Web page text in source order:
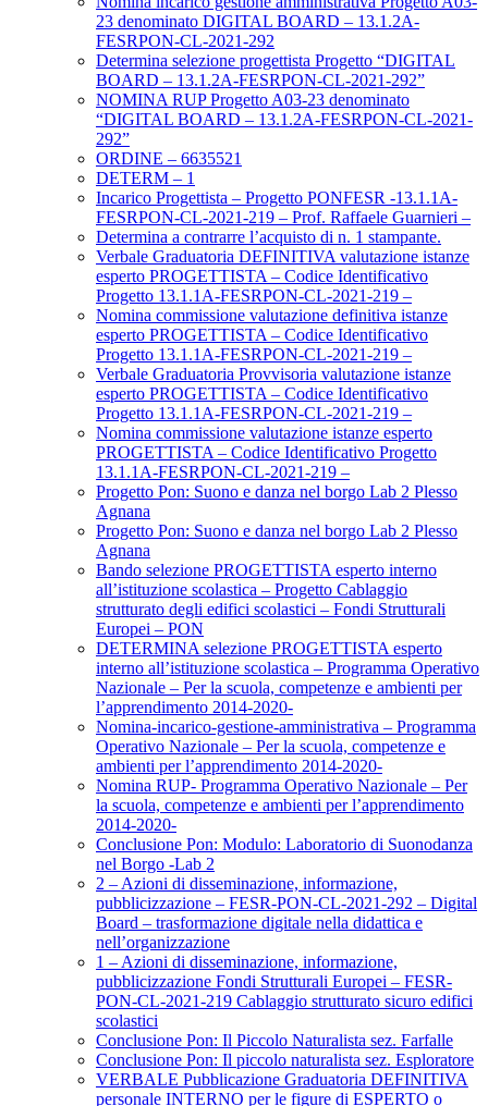
23 denominato DIGITAL BOARD – 13.1.2A-
FESRPON-CL-2021-292
Determina selezione progettista Progetto “DIGITAL
BOARD – 13.1.2A-FESRPON-CL-2021-292”
NOMINA RUP Progetto A03-23 denominato
“DIGITAL BOARD – 13.1.2A-FESRPON-CL-2021-
292”
ORDINE – 6635521
DETERM – 1
Incarico Progettista – Progetto PONFESR -13.1.1A-
FESRPON-CL-2021-219 – Prof. Raffaele Guarnieri –
Determina a contrarre l’acquisto di n. 1 stampante.
Verbale Graduatoria DEFINITIVA valutazione istanze
esperto PROGETTISTA – Codice Identificativo
Progetto 13.1.1A-FESRPON-CL-2021-219 –
Nomina commissione valutazione definitiva istanze
esperto PROGETTISTA – Codice Identificativo
Progetto 13.1.1A-FESRPON-CL-2021-219 –
Verbale Graduatoria Provvisoria valutazione istanze
esperto PROGETTISTA – Codice Identificativo
Progetto 13.1.1A-FESRPON-CL-2021-219 –
Nomina commissione valutazione istanze esperto
PROGETTISTA – Codice Identificativo Progetto
13.1.1A-FESRPON-CL-2021-219 –
Progetto Pon: Suono e danza nel borgo Lab 2 Plesso
Agnana
Progetto Pon: Suono e danza nel borgo Lab 2 Plesso
Agnana
Bando selezione PROGETTISTA esperto interno
all’istituzione scolastica – Progetto Cablaggio
strutturato degli edifici scolastici – Fondi Strutturali
Europei – PON
DETERMINA selezione PROGETTISTA esperto
interno all’istituzione scolastica – Programma Operativo
Nazionale – Per la scuola, competenze e ambienti per
l’apprendimento 2014-2020-
Nomina-incarico-gestione-amministrativa – Programma
Operativo Nazionale – Per la scuola, competenze e
ambienti per l’apprendimento 2014-2020-
Nomina RUP- Programma Operativo Nazionale – Per
la scuola, competenze e ambienti per l’apprendimento
2014-2020-
Conclusione Pon: Modulo: Laboratorio di Suonodanza
nel Borgo -Lab 2
2 – Azioni di disseminazione, informazione,
pubblicizzazione – FESR-PON-CL-2021-292 – Digital
Board – trasformazione digitale nella didattica e
nell’organizzazione
1 – Azioni di disseminazione, informazione,
pubblicizzazione Fondi Strutturali Europei – FESR-
PON-CL-2021-219 Cablaggio strutturato sicuro edifici
scolastici
Conclusione Pon: Il Piccolo Naturalista sez. Farfalle
Conclusione Pon: Il piccolo naturalista sez. Esploratore
VERBALE Pubblicazione Graduatoria DEFINITIVA
personale INTERNO per le figure di ESPERTO o